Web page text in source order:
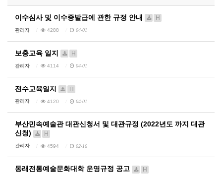
이수심사 및 이수증발급에 관한 규정 안내 H
관리자 4288 04-01
보충교육 일지 H
관리자 4114 04-01
전수교육일지 H
관리자 4120 04-01
부산민속예술관 대관신청서 및 대관규정 (2022년도 까지 대관
신청)
H
관리자 4594 02-16
동래전통예술문화대학 운영규정 공고 H